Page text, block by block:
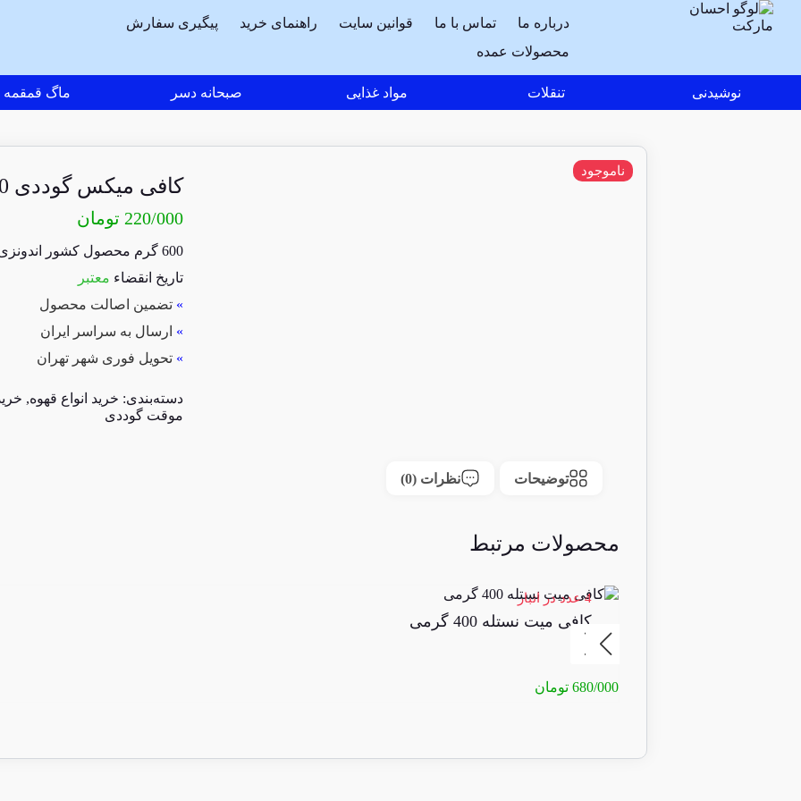
درباره ما تماس با ما قوانین سایت راهنمای خرید
پیگیری سفارش
محصولات عمده
نوشیدنی تنقلات مواد غذایی صبحانه دسر ماگ قمقمه
کافی میکس گوددی 30 عددی طعم موکاچینو
220/000 تومان
600 گرم محصول کشور اندونزی
تاریخ انقضاء معتبر
» تضمین اصالت محصول
» ارسال به سراسر ایران
» تحویل فوری شهر تهران
ناموجود
دسته‌بندی: خرید انواع قهوه,
موقت گوددی
توضیحات نظرات (0)
محصولات مرتبط
4 عدد در انبار
کافی میت نستله 400 گرمی
680/000 تومان